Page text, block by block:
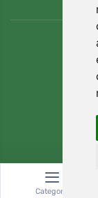
Categoría